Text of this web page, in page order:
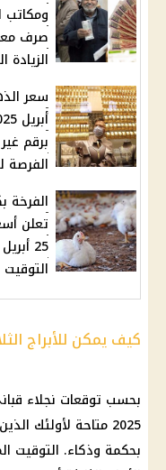
ومكاتب
برقم
الفرصة
الفرخة
تعلن
كيف يمكن للأبراج
بحسب توقعات نجلاء
2025 متاحة لأولئك
بحكمة وذكاء. التوقيت